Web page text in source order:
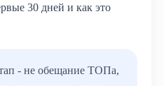
30 дней и как это
- не обещание ТОПа,